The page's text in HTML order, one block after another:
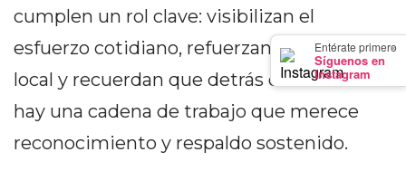
×
Entérate primero
Síguenos en
Instagram
PERGAMINO:
LOS
MEJORES
PRECIOS
WHEY
PROTEIN
cumplen un rol clave: visibilizan el
esfuerzo cotidiano, refuerzan el orgullo
local y recuerdan que detrás de cada fruto
hay una cadena de trabajo que merece
reconocimiento y respaldo sostenido.